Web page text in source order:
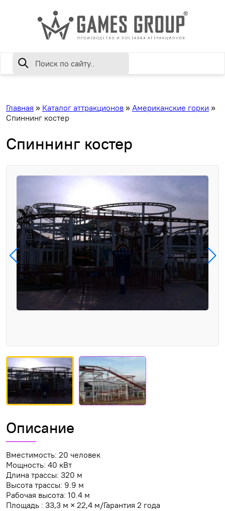
Главная » Каталог аттракционов » Американские горки »
Спиннинг костер
Спиннинг костер
Описание
Вместимость: 20 человек
Мощность: 40 кВт
Длина трассы: 320 м
Высота трассы: 9.9 м
Рабочая высота: 10.4 м
Площадь : 33,3 м × 22,4 м/Гарантия 2 года